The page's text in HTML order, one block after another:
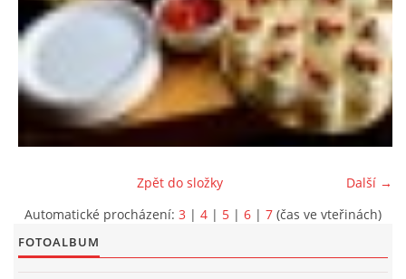
Další →
Zpět do složky
Automatické procházení: 3 | 4 | 5 | 6 | 7 (čas ve vteřinách)
FOTOALBUM